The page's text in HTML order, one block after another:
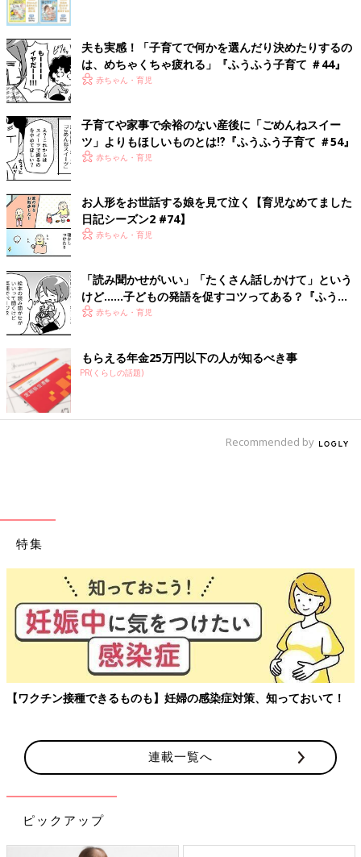
夫も実感！「子育てで何かを選んだり決めたりするの
は、めちゃくちゃ疲れる」『ふうふう子育て ＃44』
赤ちゃん・育児
子育てや家事で余裕のない産後に「ごめんねスイー
ツ」よりもほしいものとは⁉︎『ふうふう子育て ＃54』
赤ちゃん・育児
お人形をお世話する娘を見て泣く【育児なめてました
日記シーズン2 #74】
赤ちゃん・育児
「読み聞かせがいい」「たくさん話しかけて」という
けど……子どもの発語を促すコツってある？『ふうふ
う子育て ＃64』
赤ちゃん・育児
もらえる年金25万円以下の人が知るべき事
PR(くらしの話題)
Recommended by
特集
【ワクチン接種できるものも】妊婦の感染症対策、知っておいて！
連載一覧へ
ピックアップ